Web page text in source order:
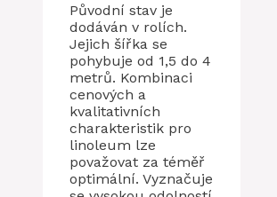
Původní stav je
dodáván v rolích.
Jejich šířka se
pohybuje od 1,5 do 4
metrů. Kombinaci
cenových a
kvalitativních
charakteristik pro
linoleum lze
považovat za téměř
optimální. Vyznačuje